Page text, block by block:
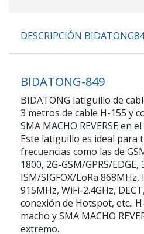
DESCRIPCIÓN
BIDATONG-849
BIDATONG latiguillo de
3 metros de cable H-155 y
SMA MACHO REVERSE en
Este latiguillo es ideal para
frecuencias como las de
1800, 2G-GSM/GPRS/
ISM/SIGFOX/LoRa 868MHz,
915MHz, WiFi-2.4GHz,
conexión de Hotspot, etc..
macho y SMA MACHO
extremo.